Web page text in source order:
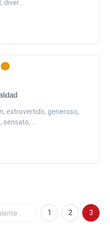
extrovertido, generoso,
...
1 2 3